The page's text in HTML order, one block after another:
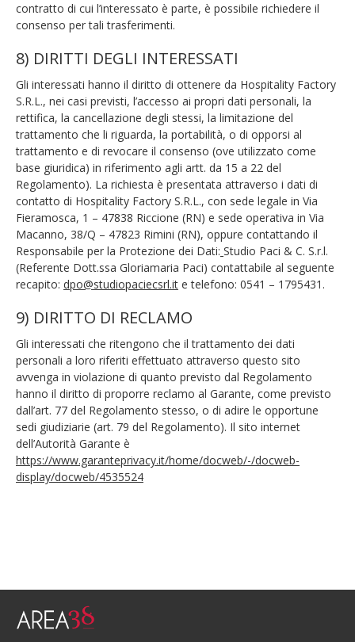
contratto di cui l’interessato è parte, è possibile richiedere il
consenso per tali trasferimenti.
8) DIRITTI DEGLI INTERESSATI
Gli interessati hanno il diritto di ottenere da Hospitality Factory
S.R.L., nei casi previsti, l’accesso ai propri dati personali, la
rettifica, la cancellazione degli stessi, la limitazione del
trattamento che li riguarda, la portabilità, o di opporsi al
trattamento e di revocare il consenso (ove utilizzato come
base giuridica) in riferimento agli artt. da 15 a 22 del
Regolamento). La richiesta è presentata attraverso i dati di
contatto di Hospitality Factory S.R.L., con sede legale in Via
Fieramosca, 1 – 47838 Riccione (RN) e sede operativa in Via
Macanno, 38/Q – 47823 Rimini (RN), oppure contattando il
Responsabile per la Protezione dei Dati: Studio Paci & C. S.r.l.
(Referente Dott.ssa Gloriamaria Paci) contattabile al seguente
recapito: dpo@studiopaciecsrl.it e telefono: 0541 – 1795431.
9) DIRITTO DI RECLAMO
Gli interessati che ritengono che il trattamento dei dati
personali a loro riferiti effettuato attraverso questo sito
avvenga in violazione di quanto previsto dal Regolamento
hanno il diritto di proporre reclamo al Garante, come previsto
dall’art. 77 del Regolamento stesso, o di adire le opportune
sedi giudiziarie (art. 79 del Regolamento). Il sito internet
dell’Autorità Garante è
https://www.garanteprivacy.it/home/docweb/-/docweb-
display/docweb/4535524